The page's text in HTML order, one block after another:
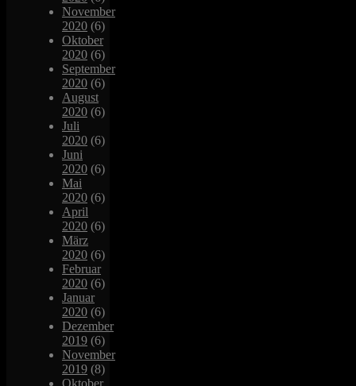
November
2020 (6)
Oktober
2020 (6)
September
2020 (6)
August
2020 (6)
Juli
2020 (6)
Juni
2020 (6)
Mai
2020 (6)
April
2020 (6)
März
2020 (6)
Februar
2020 (6)
Januar
2020 (6)
Dezember
2019 (6)
November
2019 (8)
Oktober